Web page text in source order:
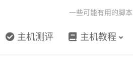
主机测评 主机教程
一些可能有用的脚本